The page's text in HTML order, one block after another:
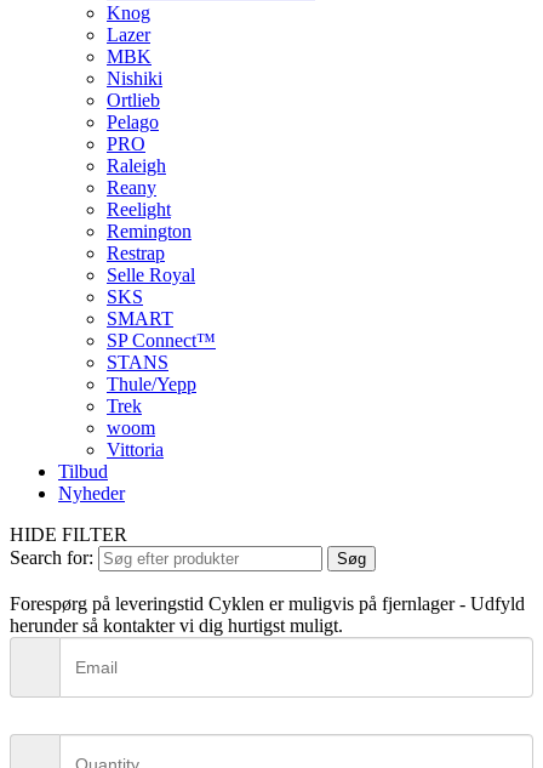
Knog
Lazer
MBK
Nishiki
Ortlieb
Pelago
PRO
Raleigh
Reany
Reelight
Remington
Restrap
Selle Royal
SKS
SMART
SP Connect™
STANS
Thule/Yepp
Trek
woom
Vittoria
Tilbud
Nyheder
HIDE FILTER
Search for:
Søg
Forespørg på leveringstid Cyklen er muligvis på fjernlager - Udfyld
herunder så kontakter vi dig hurtigst muligt.